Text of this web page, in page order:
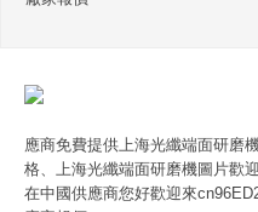
應商免費提供上海光纖端面研磨
格、上海光纖端面研磨機圖片歡
在中國供應商您好歡迎來